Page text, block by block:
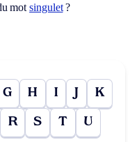
motsingulet?
G H I J K
R S T U